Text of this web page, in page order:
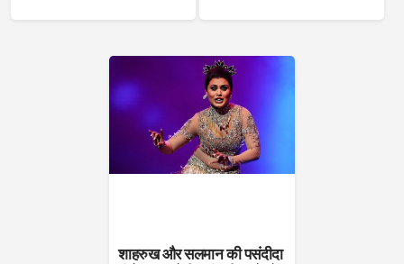
शाहरुख और सलमान की पसंदीदा